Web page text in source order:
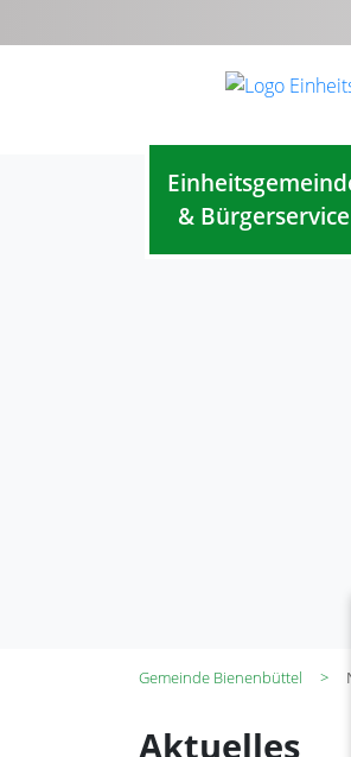
& Bürgerservice
Gemeinde Bienenbüttel
Aktuelles